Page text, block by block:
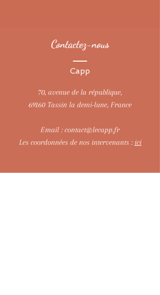
Contactez-nous
Capp
70, avenue de la république,
69160 Tassin la demi-lune, France
Email :contact@lecapp.fr
Les coordonnées de nos intervenants : ici